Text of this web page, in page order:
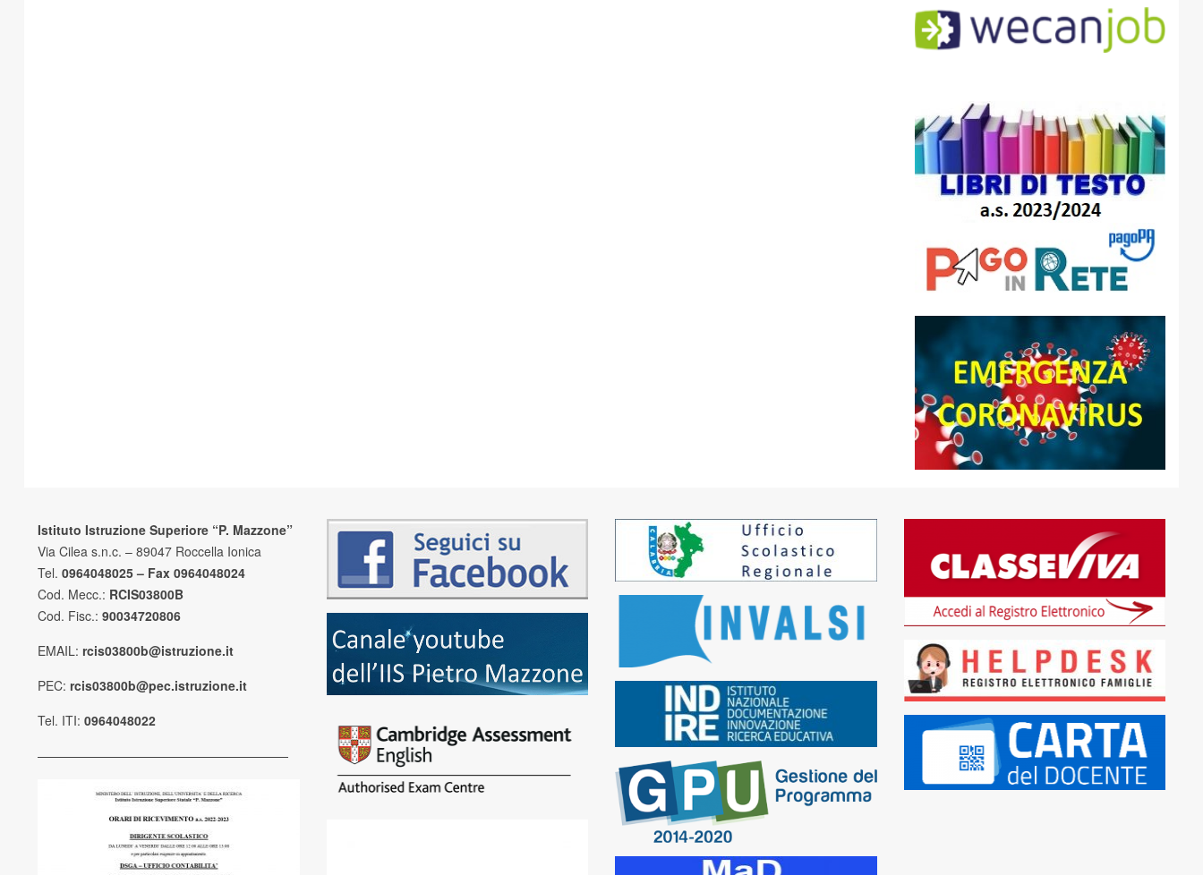
Istituto Istruzione Superiore “P. Mazzone”
Via Cilea s.n.c. – 89047 Roccella Ionica
Tel. 0964048025 – Fax 0964048024
Cod. Mecc.: RCIS03800B
Cod. Fisc.: 90034720806
EMAIL: rcis03800b@istruzione.it
PEC: rcis03800b@pec.istruzione.it
Tel. ITI: 0964048022
————————————————————